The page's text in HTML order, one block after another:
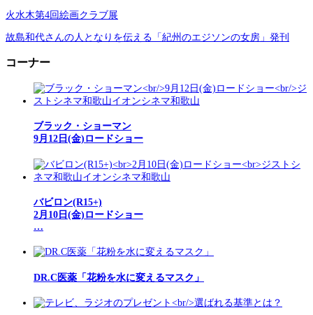
火水木第4回絵画クラブ展
故島和代さんの人となりを伝える「紀州のエジソンの女房」発刊
コーナー
ブラック・ショーマン
9月12日(金)ロードショー
バビロン(R15+)
2月10日(金)ロードショー
…
DR.C医薬「花粉を水に変えるマスク」